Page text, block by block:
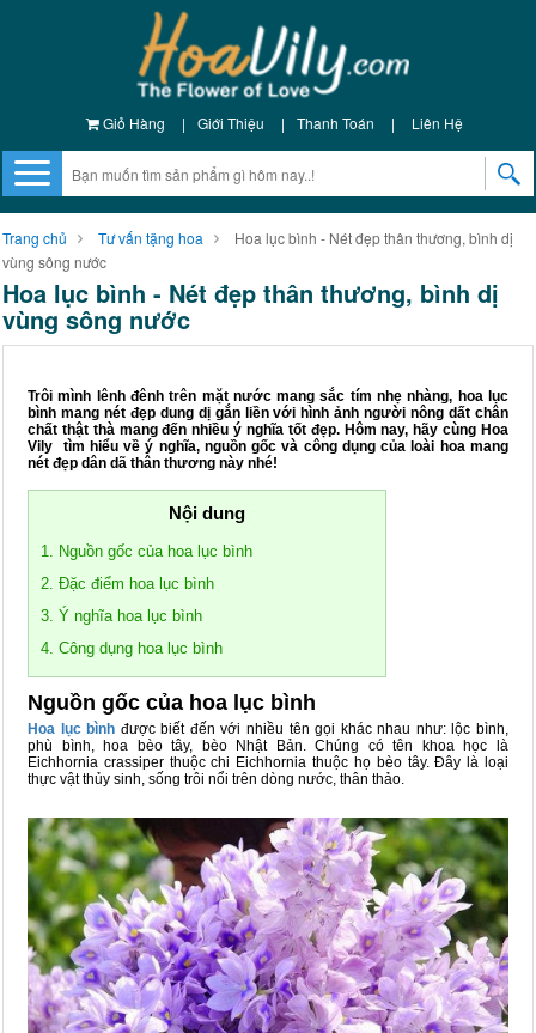
Giỏ Hàng | Giới Thiệu | Thanh Toán | Liên Hệ
Trang chủ Tư vấn tặng hoa
Hoa lục bình - Nét đẹp thân thương, bình dị
vùng sông nước
Hoa lục bình - Nét đẹp thân thương, bình dị
vùng sông nước
Trôi mình lênh đênh trên mặt nước mang sắc tím nhẹ nhàng, hoa lục
bình mang nét đẹp dung dị gắn liền với hình ảnh người nông dất chân
chất thật thà mang đến nhiều ý nghĩa tốt đẹp. Hôm nay, hãy cùng Hoa
Vily tìm hiểu về ý nghĩa, nguồn gốc và công dụng của loài hoa mang
nét đẹp dân dã thân thương này nhé!
Nội dung
1. Nguồn gốc của hoa lục bình
2. Đặc điểm hoa lục bình
3. Ý nghĩa hoa lục bình
4. Công dụng hoa lục bình
Nguồn gốc của hoa lục bình
Hoa lục bình được biết đến với nhiều tên gọi khác nhau như: lộc bình,
phù bình, hoa bèo tây, bèo Nhật Bản. Chúng có tên khoa học là
Eichhornia crassiper thuộc chi Eichhornia thuộc họ bèo tây. Đây là loại
thực vật thủy sinh, sống trôi nổi trên dòng nước, thân thảo.